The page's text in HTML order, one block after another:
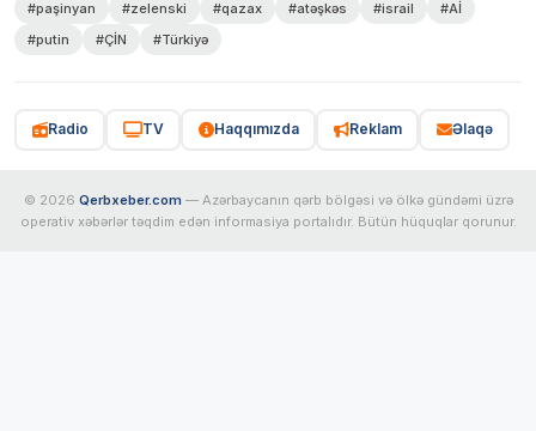
#paşinyan #zelenski #qazax #atəşkəs #israil
#Aİ
#putin
#ÇİN #Türkiyə
Radio TV Haqqımızda Reklam Əlaqə
© 2026 Qerbxeber.com — Azərbaycanın qərb bölgəsi və ölkə gündəmi üzrə
operativ xəbərlər təqdim edən informasiya portalıdır. Bütün hüquqlar qorunur.